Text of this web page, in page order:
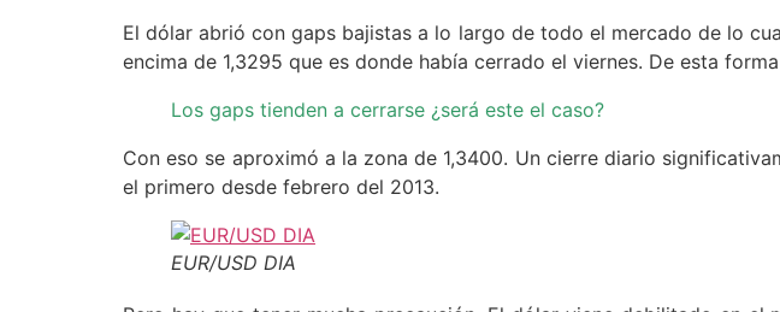
El dólar abrió con gaps bajistas a lo largo de todo el mercado de lo
encima de 1,3295 que es donde había cerrado el viernes. De esta
Los gaps tienden a cerrarse ¿será este el caso?
Con eso se aproximó a la zona de 1,3400. Un cierre diario
el primero desde febrero del 2013.
EUR/USD DIA